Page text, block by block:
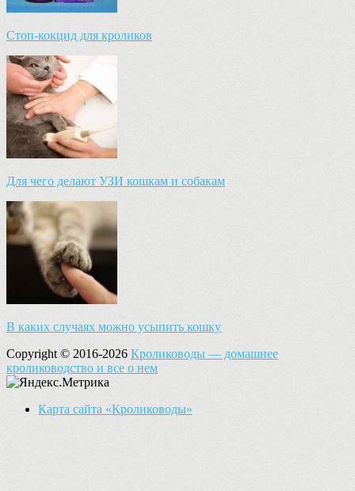
Стоп-кокцид для кроликов
Для чего делают УЗИ кошкам и собакам
В каких случаях можно усыпить кошку
Copyright © 2016-2026 Кролиководы — домашнее
кролиководство и все о нем
Карта сайта «Кролиководы»